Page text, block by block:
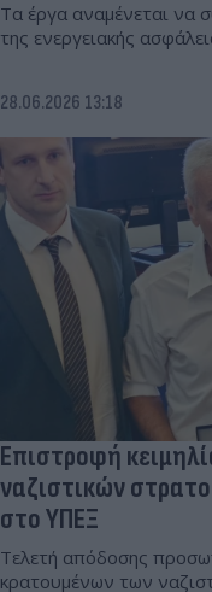
Τα έργα αναμένεται να
της ενεργειακής
28.06.2026 13:18
Eπιστροφή
ναζιστικών
στο ΥΠΕΞ
Τελετή απόδοσης
κρατουμένων των